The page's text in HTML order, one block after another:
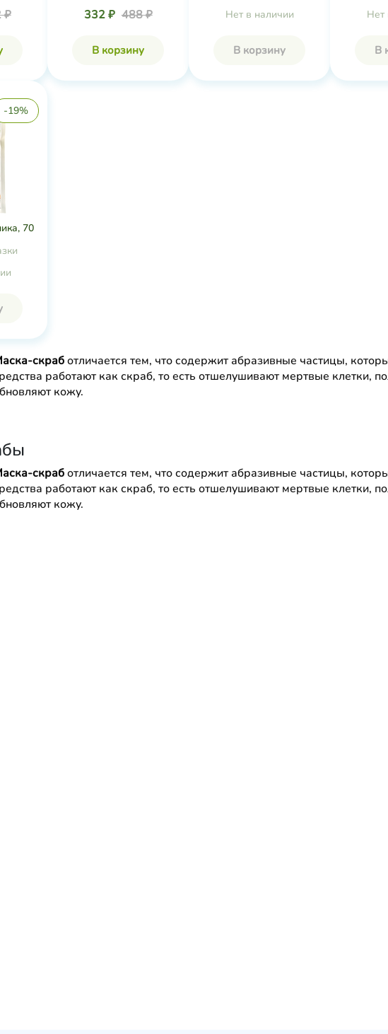
₽ 332 ₽ 488 ₽
В корзину
Нет в наличии
В корзину
Нет
В
-19%
70
скработличается тем, что содержит абразивные частицы,
работают как скраб, то есть отшелушивают мертвые клетки,
кожу.
скработличается тем, что содержит абразивные частицы,
работают как скраб, то есть отшелушивают мертвые клетки,
кожу.